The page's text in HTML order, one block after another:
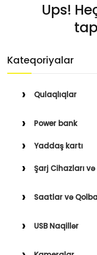
Kateqoriyalar
Qulaqlıqlar
Qulaqüstü
Power bank
Yaddaş kartı
Şarj Cihazları
Saatlar və
Saat Qolbaqları
USB Naqillər
Ups!